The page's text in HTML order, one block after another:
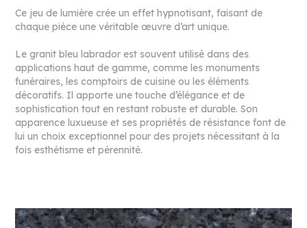
Ce jeu de lumière crée un effet hypnotisant, faisant de
chaque pièce une véritable œuvre d’art unique.
Le granit bleu labrador est souvent utilisé dans des
applications haut de gamme, comme les monuments
funéraires, les comptoirs de cuisine ou les éléments
décoratifs. Il apporte une touche d’élégance et de
sophistication tout en restant robuste et durable. Son
apparence luxueuse et ses propriétés de résistance font de
lui un choix exceptionnel pour des projets nécessitant à la
fois esthétisme et pérennité.